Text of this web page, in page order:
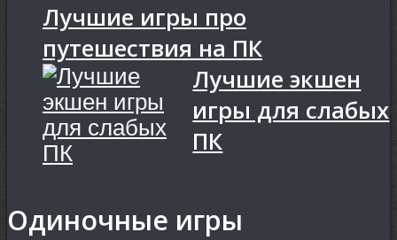
Лучшие игры про
путешествия на ПК
Лучшие экшен
игры для слабых
ПК
Одиночные игры